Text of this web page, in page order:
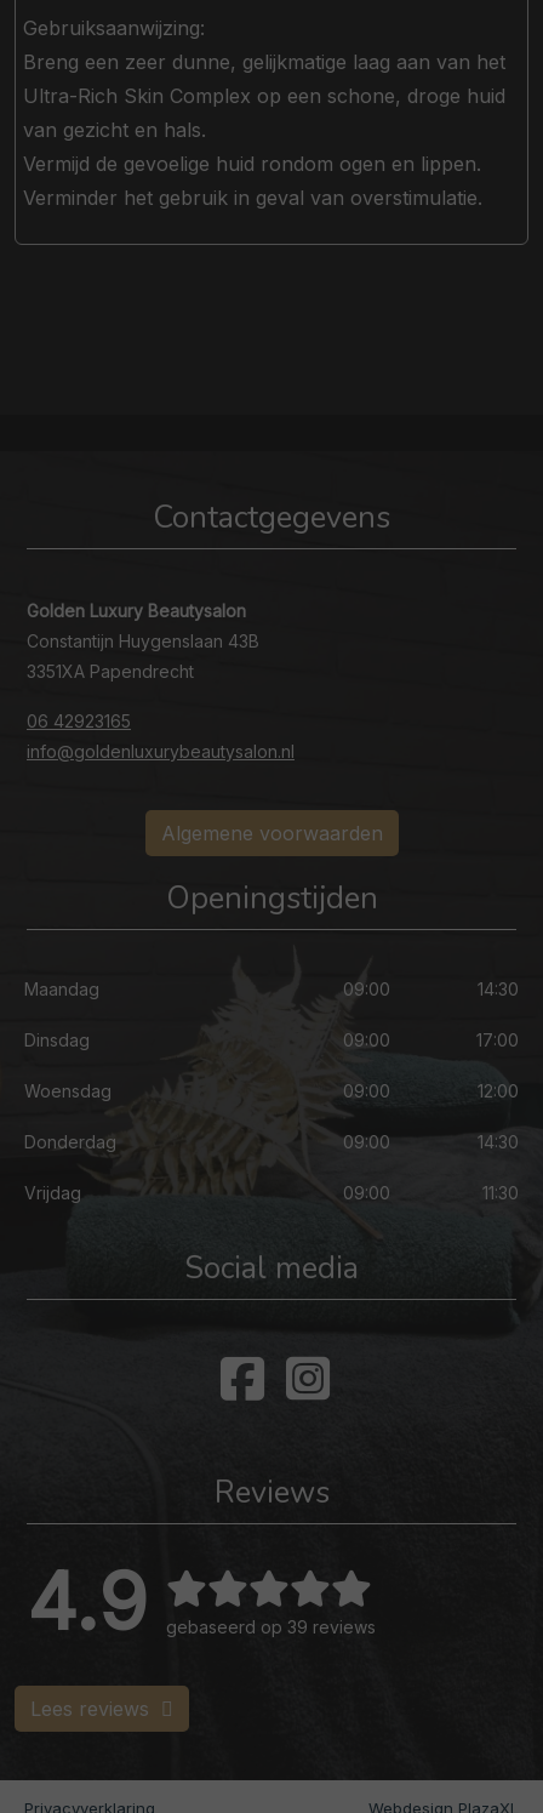
Gebruiksaanwijzing:
Breng een zeer dunne, gelijkmatige laag aan van het
Ultra-Rich Skin Complex op een schone, droge huid
van gezicht en hals.
Vermijd de gevoelige huid rondom ogen en lippen.
Verminder het gebruik in geval van overstimulatie.
Contactgegevens
Golden Luxury Beautysalon
Constantijn Huygenslaan 43B
3351XA Papendrecht
06 42923165
info@goldenluxurybeautysalon.nl
Algemene voorwaarden
Openingstijden
Maandag 09:00 14:30
Dinsdag 09:00 17:00
Woensdag 09:00 12:00
Donderdag 09:00 14:30
Vrijdag 09:00 11:30
Social media
Reviews
4.9 gebaseerd op 39 reviews
Lees reviews
Privacyverklaring Webdesign PlazaXL